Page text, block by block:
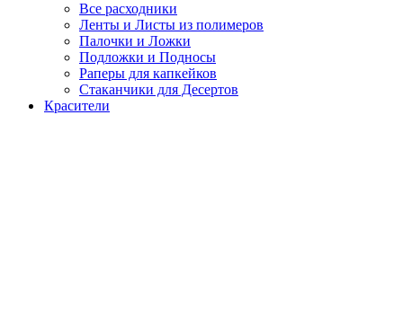
Все расходники
Ленты и Листы из полимеров
Палочки и Ложки
Подложки и Подносы
Раперы для капкейков
Стаканчики для Десертов
Красители